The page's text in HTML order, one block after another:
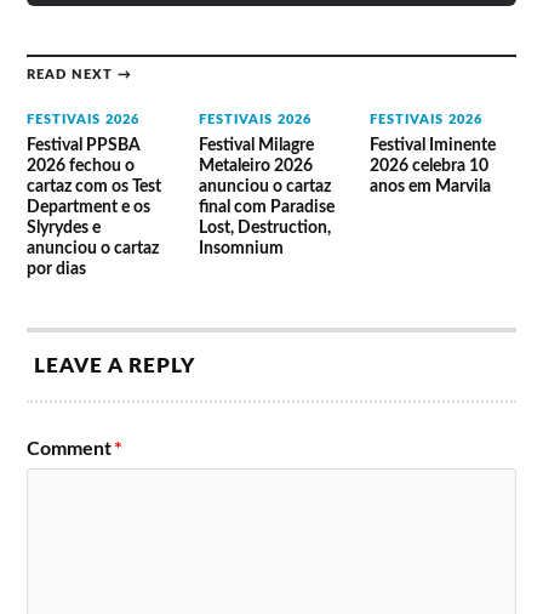
Showcase Neopop no BPM Festival
Josh Wink, Josh Wink b2b Gusta-vo, Octave One (live), Nastia,
Marco Faraone, BORIS b2b Frank Maurel, Tiago Fragateiro.
READ NEXT →
FESTIVAIS 2026
Festival PPSBA
2026 fechou o
cartaz com os Test
Department e os
Slyrydes e
anunciou o cartaz
por dias
FESTIVAIS 2026
Festival Milagre
Metaleiro 2026
anunciou o cartaz
final com Paradise
Lost, Destruction,
Insomnium
FESTIVAIS 2026
Festival Iminente
2026 celebra 10
anos em Marvila
LEAVE A REPLY
Comment*